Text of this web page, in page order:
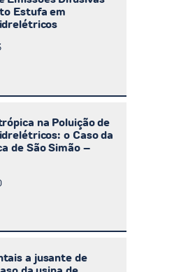
Estufa em
na Poluição de
o Caso da
de São Simão –
a jusante de